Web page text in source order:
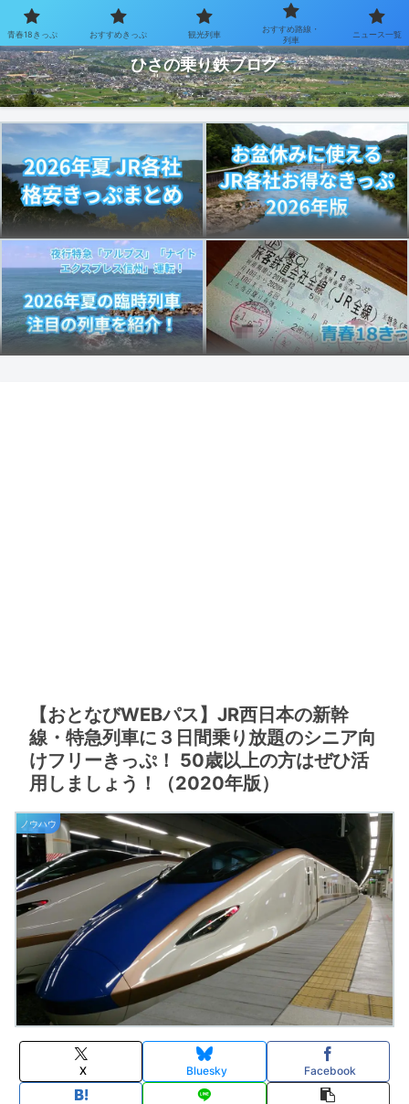
お得なきっぷで乗り鉄を楽しむブログ
ひさの乗り鉄ブログ
【おとなびWEBパス】JR西日本の新幹
線・特急列車に３日間乗り放題のシニア向
けフリーきっぷ！ 50歳以上の方はぜひ活
用しましょう！（2020年版）
ノウハウ
X Bluesky Facebook
青春18きっぷ おすすめきっぷ 観光列車
おすすめ路線・
列車
ニュース一覧